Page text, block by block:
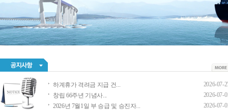
하계휴가 격려금 지급 건...
2026-07-
창립 66주년 기념사...
2026-07-
2026년 7월1일 부 승급 및 승진자...
2026-07-